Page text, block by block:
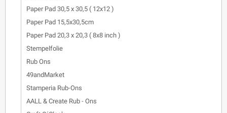
Paper Pad 30,5 x 30,5 ( 12x12 )
Paper Pad 15,5x30,5cm
Paper Pad 20,3 x 20,3 ( 8x8 inch )
Stempelfolie
Rub Ons
49andMarket
Stamperia Rub-Ons
AALL & Create Rub - Ons